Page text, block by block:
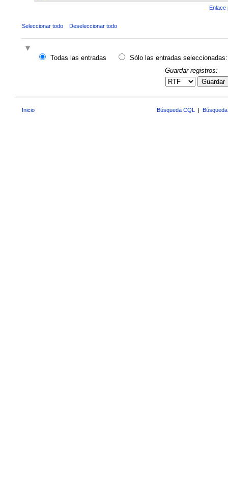
Enlace
Seleccionar todo Deseleccionar todo
Todas las entradas
Sólo las entradas seleccionadas:
Guardar registros:
Guardar
Inicio Búsqueda CQL